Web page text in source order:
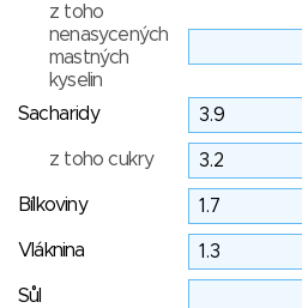
z toho
nenasycených
mastných
kyselin
Sacharidy
z toho cukry
Bílkoviny
Vláknina
Sůl